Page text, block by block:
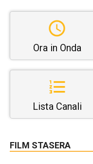
Ora in Onda
Lista Canali
FILM STASERA